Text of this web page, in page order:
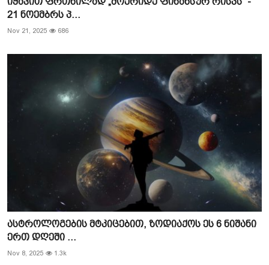
21 ნოემბრს პ...
Nov 21, 2025 686
ასტროლოგების მტკიცებით, ზოდიაქოს ეს 6 ნიშანი
ერთ დღეში ...
Nov 8, 2025 1.3k